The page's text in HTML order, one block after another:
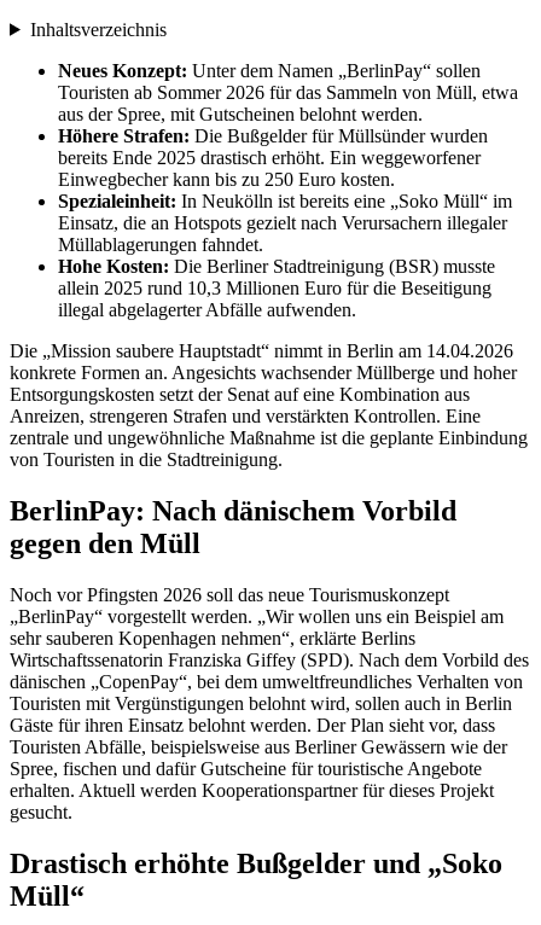
Inhaltsverzeichnis
Neues Konzept: Unter dem Namen „BerlinPay“ sollen
Touristen ab Sommer 2026 für das Sammeln von Müll, etwa
aus der Spree, mit Gutscheinen belohnt werden.
Höhere Strafen: Die Bußgelder für Müllsünder wurden
bereits Ende 2025 drastisch erhöht. Ein weggeworfener
Einwegbecher kann bis zu 250 Euro kosten.
Spezialeinheit: In Neukölln ist bereits eine „Soko Müll“ im
Einsatz, die an Hotspots gezielt nach Verursachern illegaler
Müllablagerungen fahndet.
Hohe Kosten: Die Berliner Stadtreinigung (BSR) musste
allein 2025 rund 10,3 Millionen Euro für die Beseitigung
illegal abgelagerter Abfälle aufwenden.
Die „Mission saubere Hauptstadt“ nimmt in Berlin am 14.04.2026
konkrete Formen an. Angesichts wachsender Müllberge und hoher
Entsorgungskosten setzt der Senat auf eine Kombination aus
Anreizen, strengeren Strafen und verstärkten Kontrollen. Eine
zentrale und ungewöhnliche Maßnahme ist die geplante Einbindung
von Touristen in die Stadtreinigung.
BerlinPay: Nach dänischem Vorbild
gegen den Müll
Noch vor Pfingsten 2026 soll das neue Tourismuskonzept
„BerlinPay“ vorgestellt werden. „Wir wollen uns ein Beispiel am
sehr sauberen Kopenhagen nehmen“, erklärte Berlins
Wirtschaftssenatorin Franziska Giffey (SPD). Nach dem Vorbild des
dänischen „CopenPay“, bei dem umweltfreundliches Verhalten von
Touristen mit Vergünstigungen belohnt wird, sollen auch in Berlin
Gäste für ihren Einsatz belohnt werden. Der Plan sieht vor, dass
Touristen Abfälle, beispielsweise aus Berliner Gewässern wie der
Spree, fischen und dafür Gutscheine für touristische Angebote
erhalten. Aktuell werden Kooperationspartner für dieses Projekt
gesucht.
Drastisch erhöhte Bußgelder und „Soko
Müll“